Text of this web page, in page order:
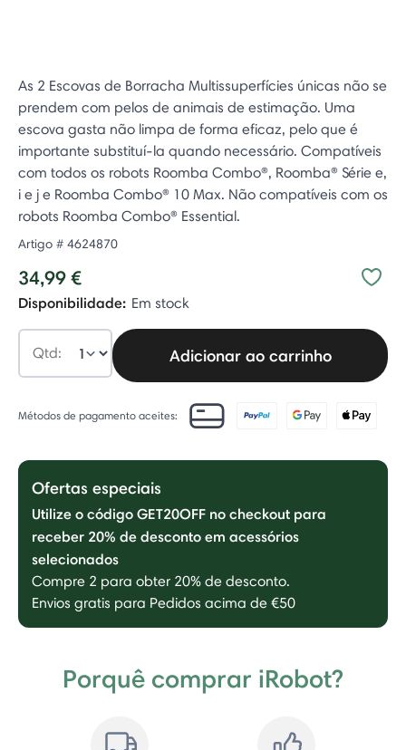
As 2 Escovas de Borracha Multissuperfícies únicas não se
prendem com pelos de animais de estimação. Uma
escova gasta não limpa de forma eficaz, pelo que é
importante substituí-la quando necessário. Compatíveis
com todos os robots Roomba Combo®, Roomba® Série e,
i e j e Roomba Combo® 10 Max. Não compatíveis com os
robots Roomba Combo® Essential.
Artigo # 4624870
34,99 €
Disponibilidade: Em stock
Qtd: Adicionar ao carrinho
Métodos de pagamento aceites:
Ofertas especiais
Utilize o código GET20OFF no checkout para
receber 20% de desconto em acessórios
selecionados
Compre 2 para obter 20% de desconto.
Envios gratis para Pedidos acima de €50
Porquê comprar iRobot?